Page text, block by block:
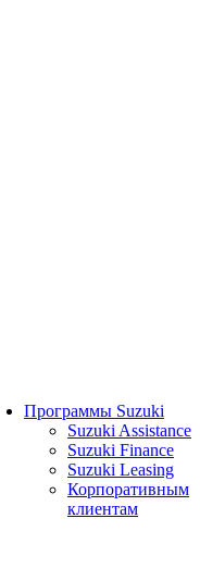
Программы Suzuki
Suzuki Assistance
Suzuki Finance
Suzuki Leasing
Корпоративным
клиентам